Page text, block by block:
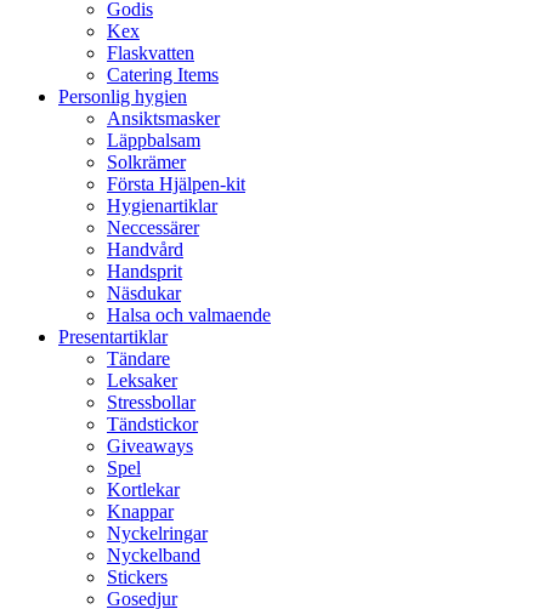
Godis
Kex
Flaskvatten
Catering Items
Personlig hygien
Ansiktsmasker
Läppbalsam
Solkrämer
Första Hjälpen-kit
Hygienartiklar
Neccessärer
Handvård
Handsprit
Näsdukar
Halsa och valmaende
Presentartiklar
Tändare
Leksaker
Stressbollar
Tändstickor
Giveaways
Spel
Kortlekar
Knappar
Nyckelringar
Nyckelband
Stickers
Gosedjur